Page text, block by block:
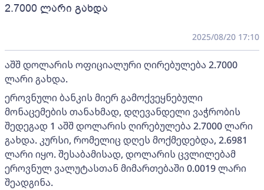
2.7000 ლარი გახდა
2025/08/20 17:10
აშშ დოლარის ოფიციალური ღირებულება 2.7000
ლარი გახდა.
ეროვნული ბანკის მიერ გამოქვეყნებული
მონაცემების თანახმად, დღევანდელი ვაჭრობის
შედეგად 1 აშშ დოლარის ღირებულება 2.7000 ლარი
გახდა. კურსი, რომელიც დღეს მოქმედებდა, 2.6981
ლარი იყო. შესაბამისად, დოლარის ცვლილებამ
ეროვნულ ვალუტასთან მიმართებაში 0.0019 ლარი
შეადგინა.